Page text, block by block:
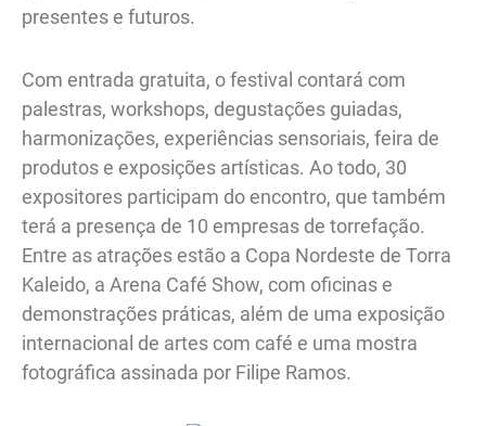
presentes e futuros.
Com entrada gratuita, o festival contará com
palestras, workshops, degustações guiadas,
harmonizações, experiências sensoriais, feira de
produtos e exposições artísticas. Ao todo, 30
expositores participam do encontro, que também
terá a presença de 10 empresas de torrefação.
Entre as atrações estão a Copa Nordeste de Torra
Kaleido, a Arena Café Show, com oficinas e
demonstrações práticas, além de uma exposição
internacional de artes com café e uma mostra
fotográfica assinada por Filipe Ramos.